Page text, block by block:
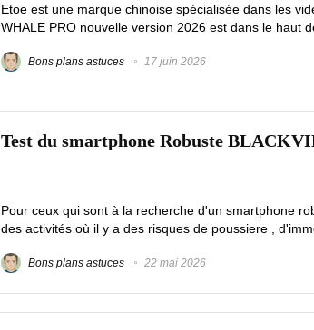
Etoe est une marque chinoise spécialisée dans les
WHALE PRO nouvelle version 2026 est dans le haut
Bons plans astuces 17 juin 2026
Test du smartphone Robuste
Pour ceux qui sont à la recherche d'un smartphone
des activités où il y a des risques de poussiere ,
Bons plans astuces 22 mai 2026